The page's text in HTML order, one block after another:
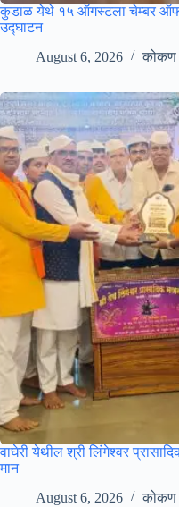
कुडाळ येथे १५ ऑगस्टला चेम्बर ऑफ
उ‌द्घाटन
August 6, 2026
कोकण
वाघेरी येथील श्री लिंगेश्वर
मान
August 6, 2026
कोकण